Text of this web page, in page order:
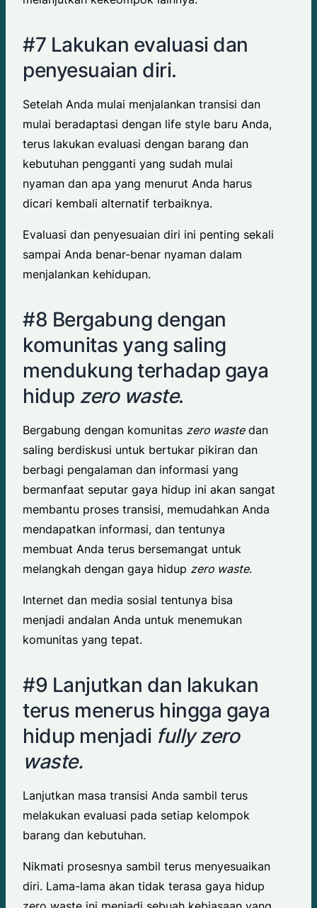
#7 Lakukan evaluasi dan
penyesuaian diri.
Setelah Anda mulai menjalankan transisi dan
mulai beradaptasi dengan life style baru Anda,
terus lakukan evaluasi dengan barang dan
kebutuhan pengganti yang sudah mulai
nyaman dan apa yang menurut Anda harus
dicari kembali alternatif terbaiknya.
Evaluasi dan penyesuaian diri ini penting sekali
sampai Anda benar-benar nyaman dalam
menjalankan kehidupan.
#8 Bergabung dengan
komunitas yang saling
mendukung terhadap gaya
hidup zero waste.
Bergabung dengan komunitas zero wastedan
saling berdiskusi untuk bertukar pikiran dan
berbagi pengalaman dan informasi yang
bermanfaat seputar gaya hidup ini akan sangat
membantu proses transisi, memudahkan Anda
mendapatkan informasi, dan tentunya
membuat Anda terus bersemangat untuk
melangkah dengan gaya hidup zero waste.
Internet dan media sosial tentunya bisa
menjadi andalan Anda untuk menemukan
komunitas yang tepat.
#9 Lanjutkan dan lakukan
terus menerus hingga gaya
hidup menjadi fully zero
waste.
Lanjutkan masa transisi Anda sambil terus
melakukan evaluasi pada setiap kelompok
barang dan kebutuhan.
Nikmati prosesnya sambil terus menyesuaikan
diri. Lama-lama akan tidak terasa gaya hidup